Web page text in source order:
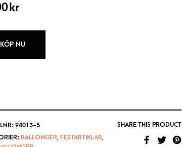
kr
KÖP NU
94013-5
BALLONGER, FESTARTIKLAR,
SHARE THIS PRODUCT